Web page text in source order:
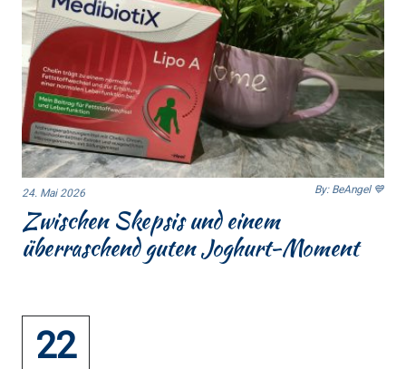
24. Mai 2026 By: BeAngel 💙
Zwischen Skepsis und einem
überraschend guten Joghurt-Moment
22